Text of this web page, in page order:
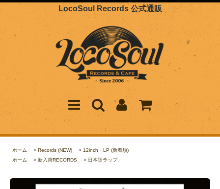
LocoSoul Records 公式通販
ホーム > Records (NEW) > 12inch・LP (新着順)
ホーム
> 新入荷RECORDS > 日本語ラップ